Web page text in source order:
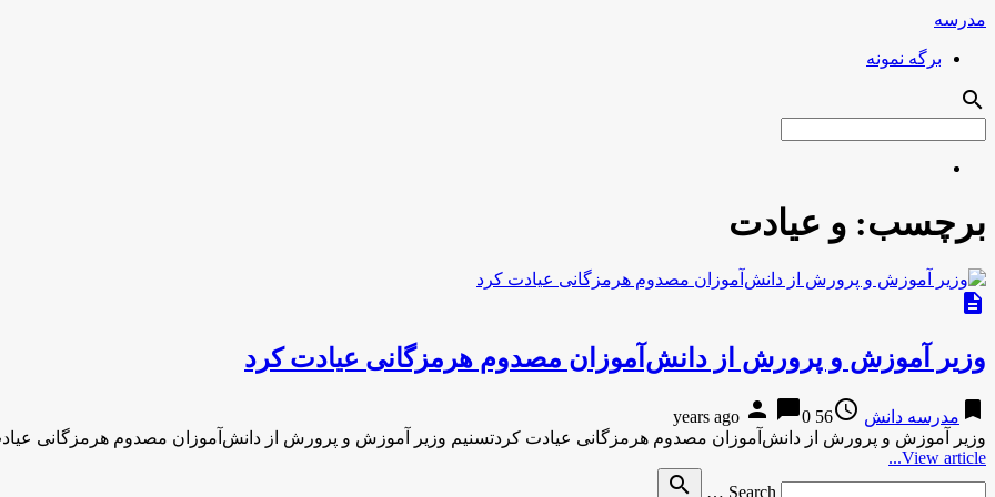
مدرسه
برگه نمونه
search
برچسب: و عیادت
description
وزیر آموزش و پرورش از دانش‌آموزان مصدوم هرمزگانی عیادت کرد
bookmark مدرسه دانش access_time
56 years ago
person chat_bubble0
وزیر آموزش و پرورش از دانش‌آموزان مصدوم هرمزگانی عیادت کردتسنیم وزیر آموزش و پرورش از دانش‌آموزان مصدوم هرمزگانی
View article...
Search …
search